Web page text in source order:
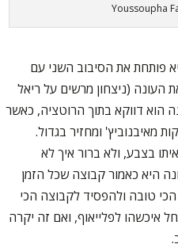
Youssoupha
פותחת את הסיבוב השני עם
(ניצחון מרשים על ריאל
הוא דווקא בתוך הרוטציה, כאשר
יותר דקות מאיבנוביץ' ומחזיר בגדול.
בצבע, ולא ברור איך לא
היא כאמור קבוצה שכל הזמן
טובה ולהפסיד לקבוצה הכי
איכשהו לפלייאוף, ואם זה יקרה